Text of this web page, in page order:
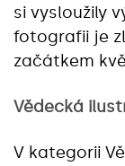
si vysloužily
fotografii je
začátkem
Vědecká
V kategorii